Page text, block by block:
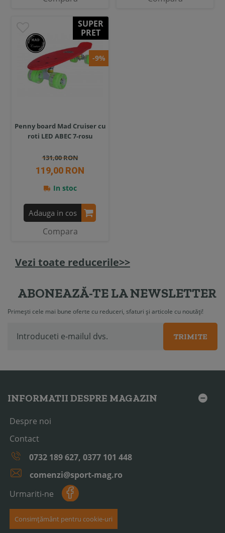
SUPER
PRET
-9%
Penny board Mad Cruiser cu
roti LED ABEC 7-rosu
131,00 RON
119,00 RON
In stoc
Adauga in cos
Compara
Vezi toate reducerile>>
ABONEAZĂ-TE LA NEWSLETTER
Primești cele mai bune oferte cu reduceri, sfaturi și articole cu noutăți!
TRIMITE
INFORMATII DESPRE MAGAZIN
Despre noi
Contact
0732 189 627, 0377 101 448
comenzi@sport-mag.ro
Urmariti-ne
Consimțământ pentru cookie-uri